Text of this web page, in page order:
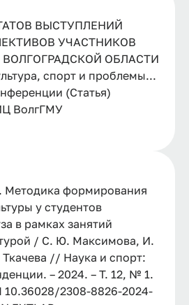
ВЫСТУПЛЕНИЙ
УЧАСТНИКОВ
ОБЛАСТИ
спорт и проблемы...
(Статья)
ВолгГМУ
формирования
у студентов
в рамках занятий
/ С. Ю. Максимова, И.
// Наука и спорт:
– 2024. – Т. 12, № 1.
10.36028/2308-8826-2024-